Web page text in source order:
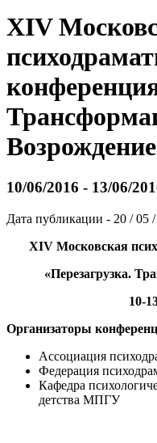
XIV
10/06/2016 - 13/06/
Дата публикации - 20 / 05
XIV Московская
«Перезагрузка.
10-
Организаторы
Ассоциация
Федерация
Кафедра
детства МПГУ